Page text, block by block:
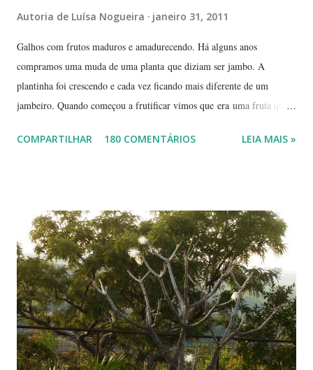
Autoria de Luísa Nogueira janeiro 31, 2011
Galhos com frutos maduros e amadurecendo. Há alguns anos
compramos uma muda de uma planta que diziam ser jambo. A
plantinha foi crescendo e cada vez ficando mais diferente de um
jambeiro. Quando começou a frutificar vimos que era uma fruta que
pequena, tem mais ou menos um quarto do tamanho de um jambo,
mostrar a polpa. A pele é bem fininha... Cada uma das
frutinhas possui duas sementes, parecendo uma semente dividida.
Duas frutinhas ao lado de um jambo. Essa foto foi feita ontem,
domingo, após a colheita. ----------------------------
COMPARTILHAR 180 COMENTÁRIOS LEIA MAIS »